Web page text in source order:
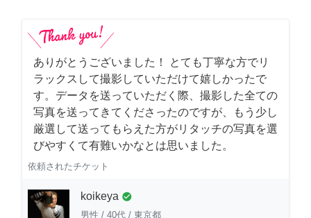
ありがとうございました！ とても丁寧な方でリ
ラックスして撮影していただけて嬉しかったで
す。データを送っていただく際、撮影した全ての
写真を送ってきてくださったのですが、もう少し
厳選して送ってもらえた方がリタッチの写真を選
びやすくて有難いかなとは思いました。
依頼されたチケット
koikeya check_circle
男性 / 40代 / 東京都